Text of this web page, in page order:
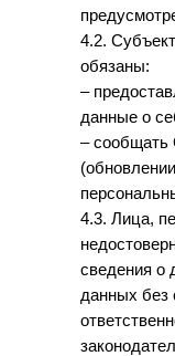
4.2.
обязаны:
–
данные о
– сообщать
4.3. Лица,
сведения о
данных без